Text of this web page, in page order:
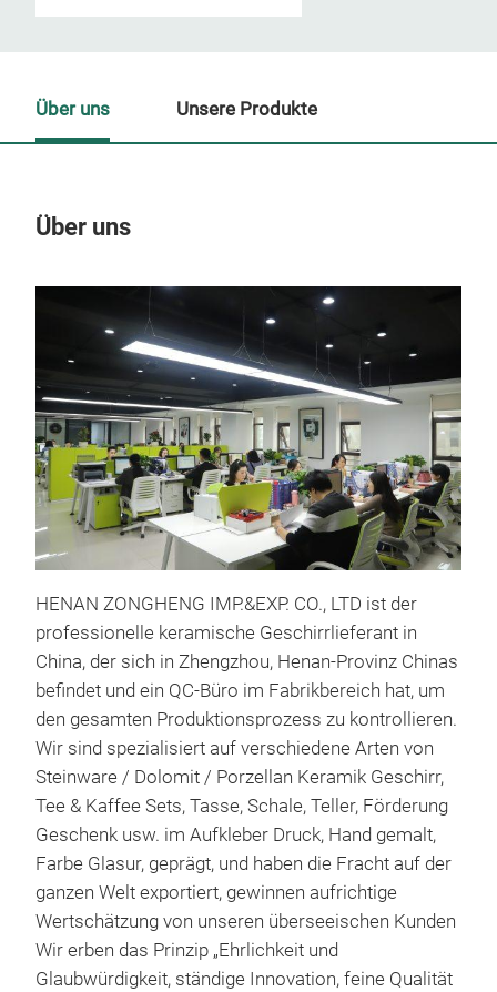
Über uns
HENAN ZONGHENG IMP.&EXP. CO., LTD ist der
professionelle keramische Geschirrlieferant in
China, der sich in Zhengzhou, Henan-Provinz Chinas
befindet und ein QC-Büro im Fabrikbereich hat, um
den gesamten Produktionsprozess zu kontrollieren.
Wir sind spezialisiert auf verschiedene Arten von
Steinware / Dolomit / Porzellan Keramik Geschirr,
Tee & Kaffee Sets, Tasse, Schale, Teller, Förderung
Geschenk usw. im Aufkleber Druck, Hand gemalt,
Farbe Glasur, geprägt, und haben die Fracht auf der
ganzen Welt exportiert, gewinnen aufrichtige
Wertschätzung von unseren überseeischen Kunden
Wir erben das Prinzip „Ehrlichkeit und
Glaubwürdigkeit, ständige Innovation, feine Qualität
Über uns Unsere Produkte